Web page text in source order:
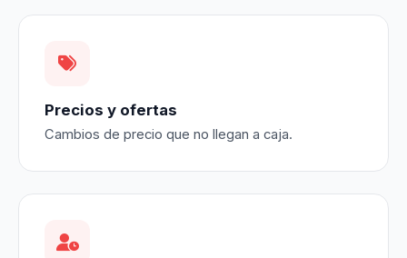
Precios y ofertas
Cambios de precio que no llegan a caja.